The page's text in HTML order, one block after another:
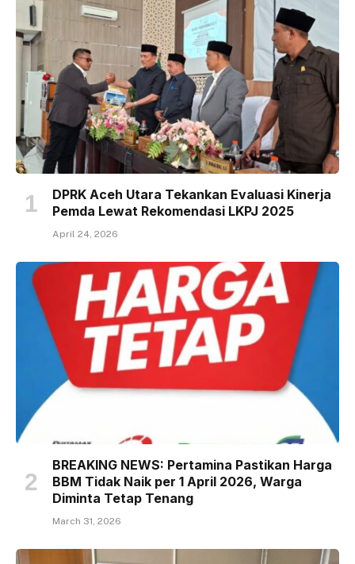
DPRK Aceh Utara Tekankan Evaluasi Kinerja
Pemda Lewat Rekomendasi LKPJ 2025
April 24, 2026
BREAKING NEWS: Pertamina Pastikan Harga
BBM Tidak Naik per 1 April 2026, Warga
Diminta Tetap Tenang
March 31, 2026